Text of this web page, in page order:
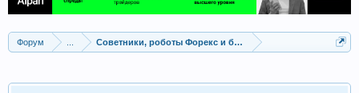
Форум Советники, роботы Форекс и бинарных опционов